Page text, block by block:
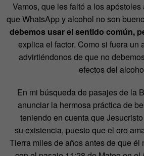
Vamos, que les faltó a los
que WhatsApp y alcohol no son
debemos usar el sentido común,
explica el factor. Como si fuera un
advirtiéndonos de que no
efectos del
En mi búsqueda de pasajes de la
anunciar la hermosa práctica de
teniendo en cuenta que
su existencia, puesto que el oro
Tierra miles de años antes de que él